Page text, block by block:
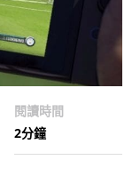
閱讀時間
2分鐘